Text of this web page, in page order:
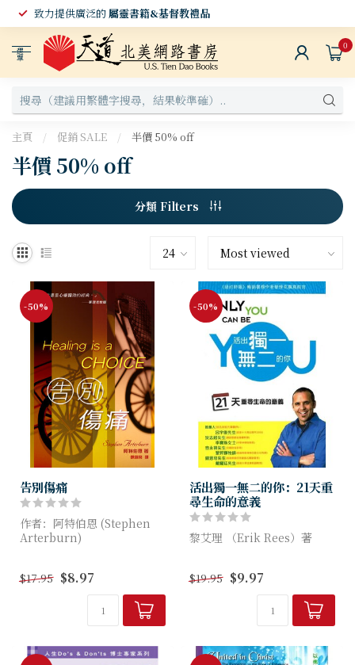
致力提供廣泛的屬靈書籍&基督教禮品
選
單
0
主頁 / 促銷 SALE / 半價 50% off
半價 50% off
分類 Filters
-50%
告別傷痛
作者：阿特伯恩 (Stephen
Arterburn)
時，這來自疾病或意外受傷；
又有時，是來自心靈上的受
創，例如離婚、喪夫、被遺...
$17.95 $8.97
-50%
活出獨一無二的你：21天重
尋生命的意義
黎艾理 （Erik Rees）著
賜，活出獨一無二的你。時間
正在流逝，你想過一個怎樣的
人生？本書的作者黎艾理牧師
透過21天的研習，...
$19.95 $9.97